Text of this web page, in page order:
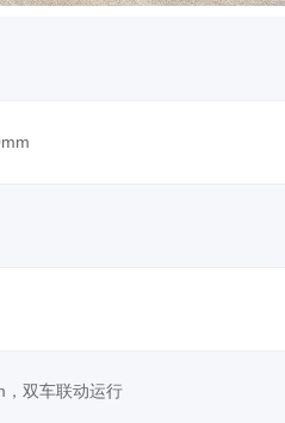
，双车联动运行